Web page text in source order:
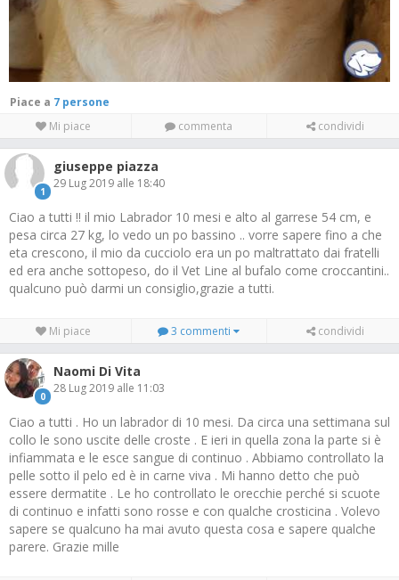
Piace a
7 persone
Mi piace
commenta condividi
1
giuseppe piazza
29 Lug 2019 alle 18:40
Ciao a tutti !! il mio Labrador 10 mesi e alto al garrese 54 cm, e
pesa circa 27 kg, lo vedo un po bassino .. vorre sapere fino a che
eta crescono, il mio da cucciolo era un po maltrattato dai fratelli
ed era anche sottopeso, do il Vet Line al bufalo come croccantini..
qualcuno può darmi un consiglio,grazie a tutti.
Mi piace 3 commenti condividi
0
Naomi Di Vita
28 Lug 2019 alle 11:03
Ciao a tutti . Ho un labrador di 10 mesi. Da circa una settimana sul
collo le sono uscite delle croste . E ieri in quella zona la parte si è
infiammata e le esce sangue di continuo . Abbiamo controllato la
pelle sotto il pelo ed è in carne viva . Mi hanno detto che può
essere dermatite . Le ho controllato le orecchie perché si scuote
di continuo e infatti sono rosse e con qualche crosticina . Volevo
sapere se qualcuno ha mai avuto questa cosa e sapere qualche
parere. Grazie mille